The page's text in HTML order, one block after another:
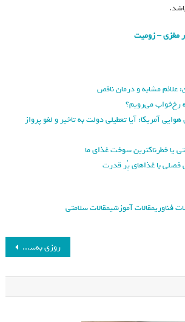
مغزی – زومیت
علائم مشابه و درمان ناقص
رخ‌خواب می‌رویم؟
آمریکا: آیا تعطیلی دولت به تاخیر و لغو پرواز
یا خطرناکترین سوخت غذای ما
فصلی با غذاهای پُر قدرت
فناوریمقالات آموزشیمقالات سلامتی
روزی به‌سوی FITNESS: تمرین‌های صبحگاهی برای آقایان بالای 45 سال